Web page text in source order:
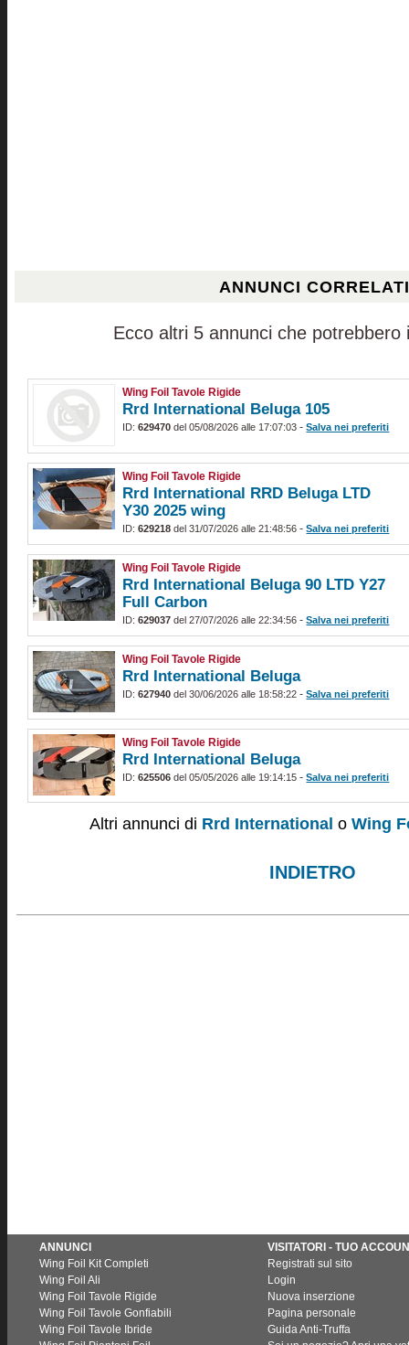
ANNUNCI
Ecco altri 5 annunci che potrebbero
Wing Foil Tavole Rigide
Rrd International Beluga 105
ID:629470 del 05/08/2026 alle 17:07:03 -Salva nei preferiti
Wing Foil Tavole Rigide
Rrd International RRD Beluga LTD
Y30 2025 wing
ID:629218 del 31/07/2026 alle 21:48:56 -Salva nei preferiti
Wing Foil Tavole Rigide
Rrd International Beluga 90 LTD Y27
Full Carbon
ID:629037 del 27/07/2026 alle 22:34:56 -Salva nei preferiti
Wing Foil Tavole Rigide
Rrd International Beluga
ID:627940 del 30/06/2026 alle 18:58:22 -Salva nei preferiti
Wing Foil Tavole Rigide
Rrd International Beluga
ID:625506 del 05/05/2026 alle 19:14:15 -Salva nei preferiti
Altri annunci di Rrd International oWing
INDIETRO
ANNUNCI
Wing Foil Kit Completi
Wing Foil Ali
Wing Foil Tavole Rigide
Wing Foil Tavole Gonfiabili
Wing Foil Tavole Ibride
VISITATORI - TUO
Registrati sul sito
Login
Nuova inserzione
Pagina personale
Guida Anti-Truffa